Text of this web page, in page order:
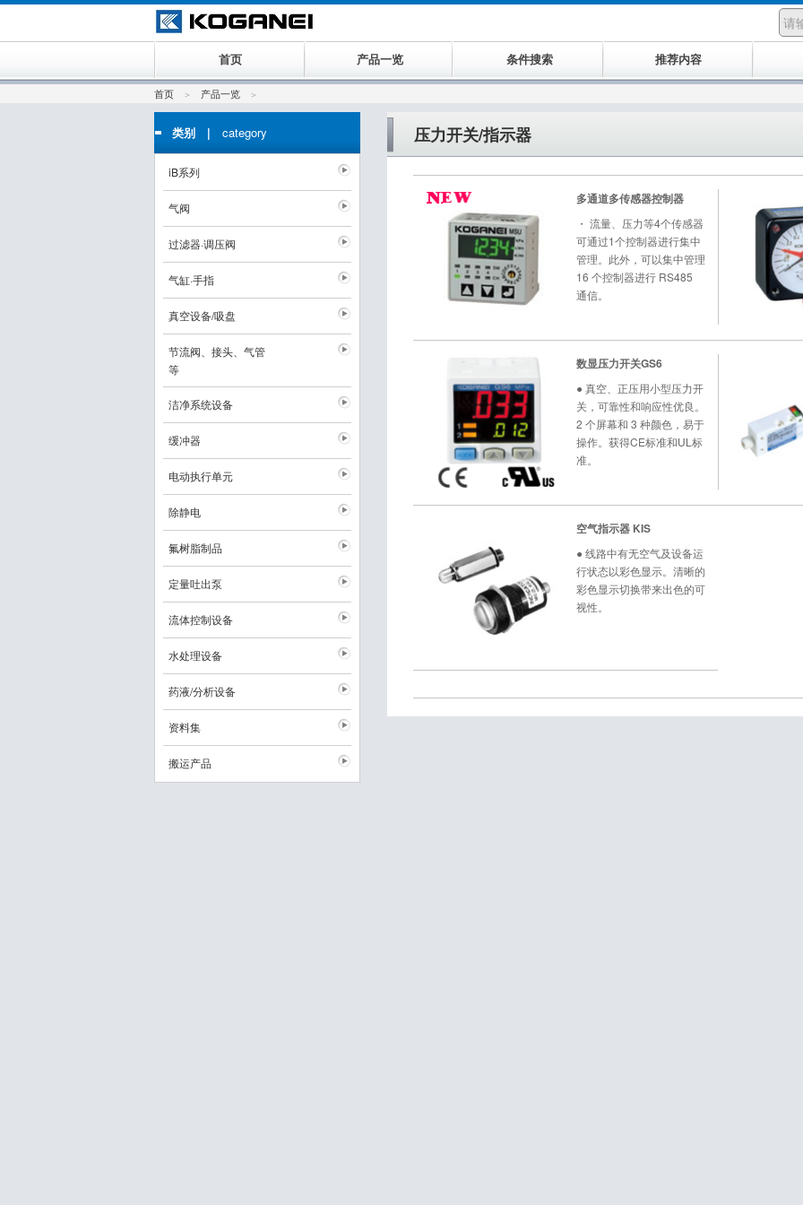
首页 产品一览 条件搜索 推荐内容
首页 产品一览
压力开关/指示器
多通道多传感器控制器
・ 流量、压力等4个传感器
可通过1个控制器进行集中
管理。此外，可以集中管理
16 个控制器进行 RS485
通信。
数显压力开关GS6
● 真空、正压用小型压力开
关，可靠性和响应性优良。
2 个屏幕和 3 种颜色，易于
操作。获得CE标准和UL标
准。
空气指示器 KIS
● 线路中有无空气及设备运
行状态以彩色显示。清晰的
彩色显示切换带来出色的可
视性。
类别 | category
iB系列
气阀
过滤器·调压阀
气缸·手指
真空设备/吸盘
节流阀、接头、气管
等
洁净系统设备
缓冲器
电动执行单元
除静电
氟树脂制品
定量吐出泵
流体控制设备
水处理设备
药液/分析设备
资料集
搬运产品